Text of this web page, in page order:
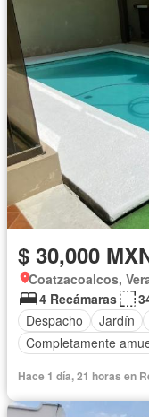
$ 30,000
Coatzacoalcos,
4 Recámaras
Despacho
Jardín
Completamente
Hace 1 día, 21 horas en